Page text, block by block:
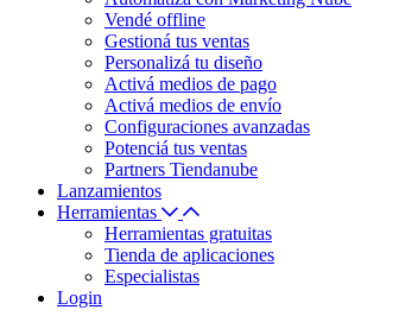
Vendé offline
Gestioná tus ventas
Personalizá tu diseño
Activá medios de pago
Activá medios de envío
Configuraciones avanzadas
Potenciá tus ventas
Partners Tiendanube
Lanzamientos
Herramientas
Herramientas gratuitas
Tienda de aplicaciones
Especialistas
Login